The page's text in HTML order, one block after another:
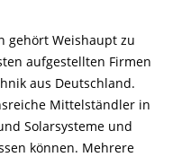
gehört Weishaupt zu
aufgestellten Firmen
aus Deutschland.
Mittelständler in
Solarsysteme und
können. Mehrere